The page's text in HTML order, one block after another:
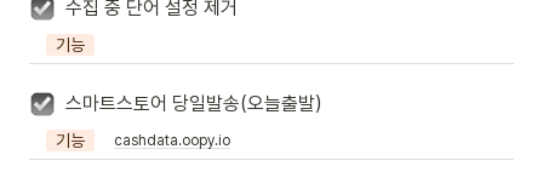
수집 중 단어 설정 제거
기능
스마트스토어 당일발송(오늘출발)
기능 cashdata.oopy.io